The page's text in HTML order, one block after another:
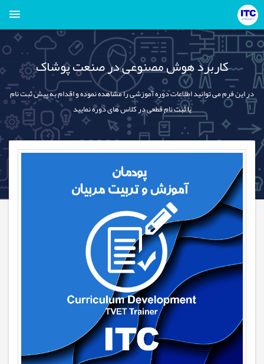
کاربرد هوش مصنوعی در صنعت پوشاک
در این فرم می توانید اطلاعات دوره آموزشی را مشاهده نموده و اقدام به پیش ثبت نام
یا ثبت نام قطعی در کلاس های دوره نمایید